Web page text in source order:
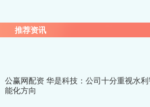
推荐资讯
公赢网配资 华是科技：公司十分重视水
能化方向